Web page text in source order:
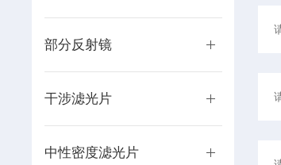
部分反射镜
干涉滤光片
中性密度滤光片